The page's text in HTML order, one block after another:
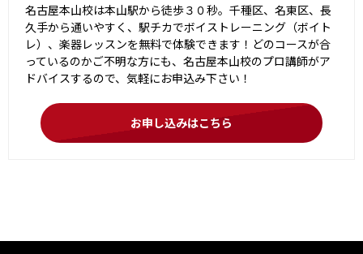
名古屋本山校は本山駅から徒歩３０秒。千種区、名東区、長
久手から通いやすく、駅チカでボイストレーニング（ボイト
レ）、楽器レッスンを無料で体験できます！どのコースが合
っているのかご不明な方にも、名古屋本山校のプロ講師がア
ドバイスするので、気軽にお申込み下さい！
お申し込みはこちら